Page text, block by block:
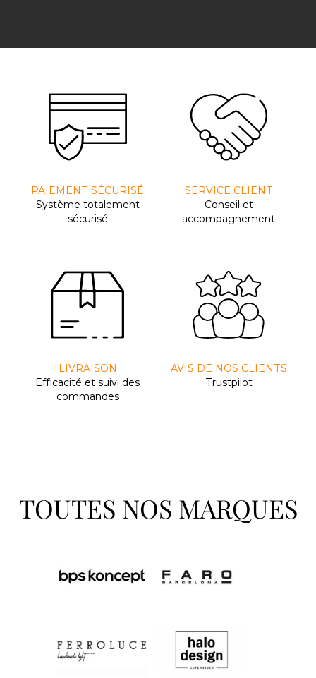
PAIEMENT SÉCURISÉ
Système totalement
sécurisé
SERVICE CLIENT
Conseil et
accompagnement
LIVRAISON
Efﬁcacité et suivi des
commandes
AVIS DE NOS CLIENTS
Trustpilot
TOUTES NOS MARQUES